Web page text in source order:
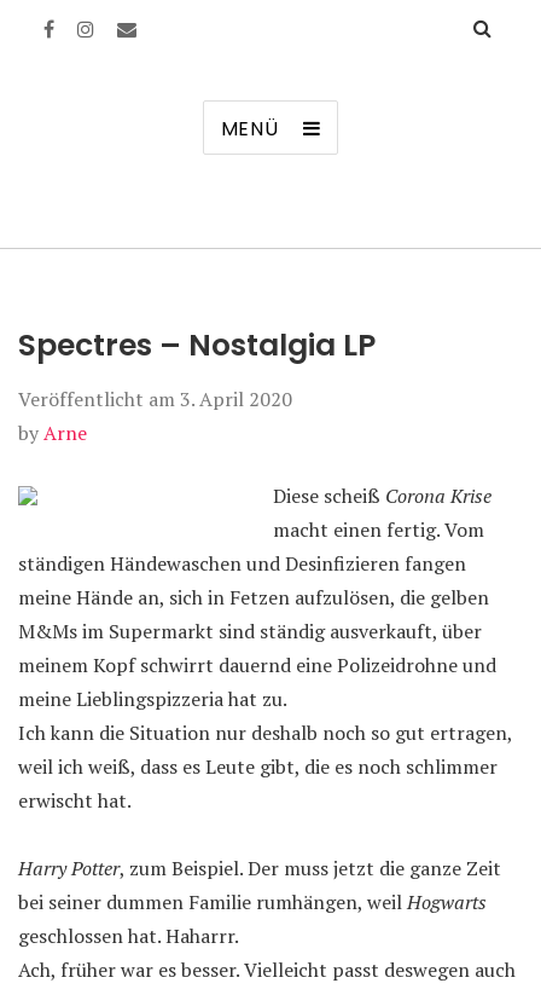
MENÜ
Spectres – Nostalgia LP
Veröffentlicht am 3. April 2020
byArne
Diese scheiß Corona Krise
macht einen fertig. Vom
ständigen Händewaschen und Desinfizieren fangen
meine Hände an, sich in Fetzen aufzulösen, die gelben
M&Ms im Supermarkt sind ständig ausverkauft, über
meinem Kopf schwirrt dauernd eine Polizeidrohne und
meine Lieblingspizzeria hat zu.
Ich kann die Situation nur deshalb noch so gut ertragen,
weil ich weiß, dass es Leute gibt, die es noch schlimmer
erwischt hat.
Harry Potter, zum Beispiel. Der muss jetzt die ganze Zeit
bei seiner dummen Familie rumhängen, weilHogwarts
geschlossen hat. Haharrr.
Ach, früher war es besser. Vielleicht passt deswegen auch